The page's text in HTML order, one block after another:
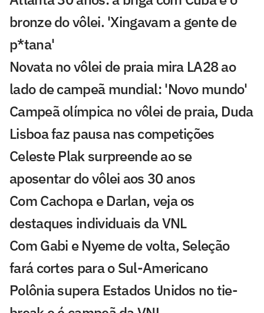
bronze do vôlei. 'Xingavam a gente de
p*tana'
Novata no vôlei de praia mira LA28 ao
lado de campeã mundial: 'Novo mundo'
Campeã olímpica no vôlei de praia, Duda
Lisboa faz pausa nas competições
Celeste Plak surpreende ao se
aposentar do vôlei aos 30 anos
Com Cachopa e Darlan, veja os
destaques individuais da VNL
Com Gabi e Nyeme de volta, Seleção
fará cortes para o Sul-Americano
Polônia supera Estados Unidos no tie-